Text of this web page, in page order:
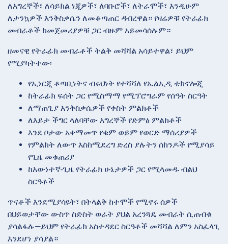
ለእግረኞች፣ ለሳይክል ነጂዎች፣ ለባቡሮች፣ ለትራሞች፣ እንዲሁም
ለታንኳዎች እንቅስቃሴን ለመቆጣጠር ዳብረዋል። የዛሬዎቹ የትራፊክ
መብራቶች ከመጀመሪያዎቹ ጋር ብዙም አይመሳሰሉም።
ዘመናዊ የትራፊክ መብራቶች ትልቅ መሻሻል አሳይተዋል፣ ይህም
የሚያካትተው፡
የኢነርጂ ቆጣቢነትና ብሩህነት የተሻሻለ የኤልኢዲ ቴክኖሎጂ
ከትራፊክ ፍሰት ጋር የሚስማማ የሚፕሮግራም የሰዓት ስርዓት
ለማጠጊያ እንቅስቃሴዎች የቀስት ምልክቶች
ለእይታ ችግር ላለባቸው እግረኞች የድምፅ ምልክቶች
እንደ ቦታው አቀማመጥ የቁም ወይም የወርድ ማሰሪያዎች
የምልክት ለውጥ እስከሚደረግ ድረስ ያሉትን ሰከንዶች የሚያሳይ
የጊዜ መቁጠሪያ
ከእውነተኛ-ጊዜ የትራፊክ ሁኔታዎች ጋር የሚላመዱ ብልህ
ስርዓቶች
ጥናቶች እንደሚያሳዩት፣ በትላልቅ ከተሞች የሚኖሩ ሰዎች
በህይወታቸው ውስጥ ስድስት ወራት ያህል አረንጓዴ መብራት ሲጠብቁ
ያሳልፋሉ—ይህም የትራፊክ አስተዳደር ስርዓቶች መሻሻል ለምን አስፈላጊ
እንደሆነ ያሳያል።